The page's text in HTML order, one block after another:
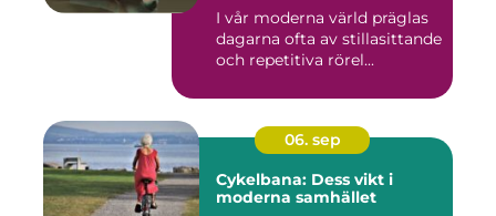
I vår moderna värld präglas
dagarna ofta av stillasittande
och repetitiva rörel...
06. sep
Cykelbana: Dess vikt i
moderna samhället